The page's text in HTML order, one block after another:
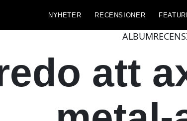
NYHETER RECENSIONER
att